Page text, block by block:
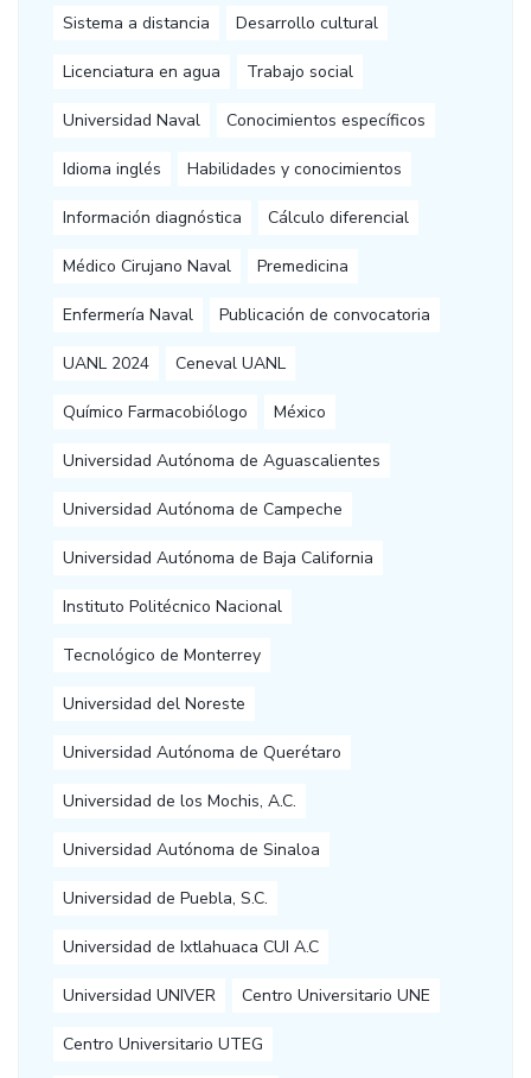
Sistema a distancia Desarrollo cultural
Licenciatura en agua Trabajo social
Universidad Naval Conocimientos específicos
Idioma inglés Habilidades y conocimientos
Información diagnóstica Cálculo diferencial
Médico Cirujano Naval Premedicina
Enfermería Naval Publicación de convocatoria
UANL 2024 Ceneval UANL
Químico Farmacobiólogo México
Universidad Autónoma de Aguascalientes
Universidad Autónoma de Campeche
Universidad Autónoma de Baja California
Instituto Politécnico Nacional
Tecnológico de Monterrey
Universidad del Noreste
Universidad Autónoma de Querétaro
Universidad de los Mochis, A.C.
Universidad Autónoma de Sinaloa
Universidad de Puebla, S.C.
Universidad de Ixtlahuaca CUI A.C
Universidad UNIVER Centro Universitario UNE
Centro Universitario UTEG